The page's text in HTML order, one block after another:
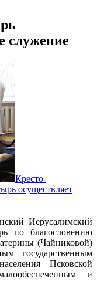
служение
Кресто-
осуществляет
Иерусалимский
по благословению
(Чайниковой)
государственным
Псковской
и